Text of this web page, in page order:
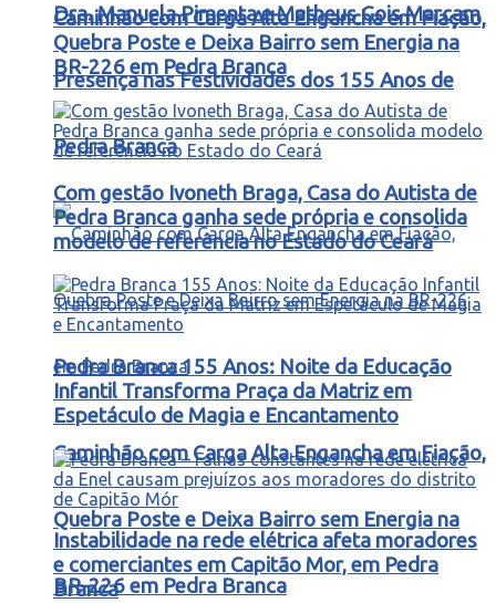
Dra. Manuela Pimenta e Matheus Gois Marcam
Presença nas Festividades dos 155 Anos de
Pedra Branca
Caminhão com Carga Alta Engancha em Fiação,
Quebra Poste e Deixa Bairro sem Energia na
BR-226 em Pedra Branca
Caminhão com Carga Alta Engancha em Fiação,
Quebra Poste e Deixa Bairro sem Energia na
BR-226 em Pedra Branca
Com gestão Ivoneth Braga, Casa do Autista de
Pedra Branca ganha sede própria e consolida
modelo de referência no Estado do Ceará
Pedra Branca 155 Anos: Noite da Educação
Infantil Transforma Praça da Matriz em
Espetáculo de Magia e Encantamento
Instabilidade na rede elétrica afeta moradores
e comerciantes em Capitão Mor, em Pedra
Branca